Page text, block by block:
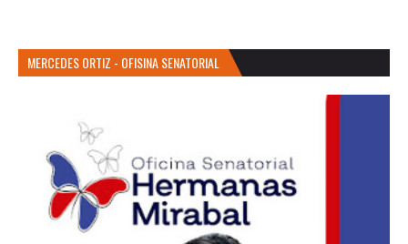
MERCEDES ORTIZ - OFISINA SENATORIAL